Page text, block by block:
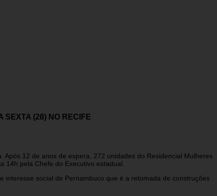
SEXTA (28) NO RECIFE
12 de anos de espera, 272 unidades do Residencial Mulheres
14h pela Chefe do Executivo estadual.
social de Pernambuco que é a retomada de construções